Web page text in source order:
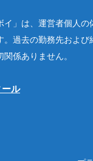
」は、運営者個人の
。過去の勤務先および
係ありません。
ル